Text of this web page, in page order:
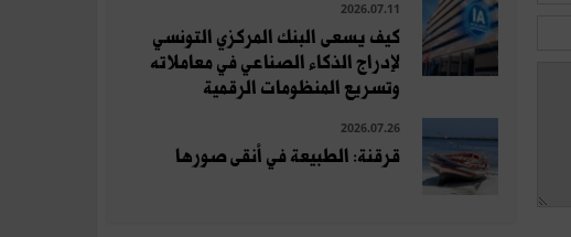
2026.07.11
كيف يسعى البنك المركزي التونسي
لإدراج الذكاء الصناعي في معاملاته
وتسريع المنظومات الرقمية
2026.07.26
قرقنة: الطبيعة في أنقى صورها